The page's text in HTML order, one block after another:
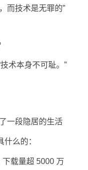
而技术是无罪的”
术本身不可耻。”
一段隐居的生活
么的：
载量超 5000 万